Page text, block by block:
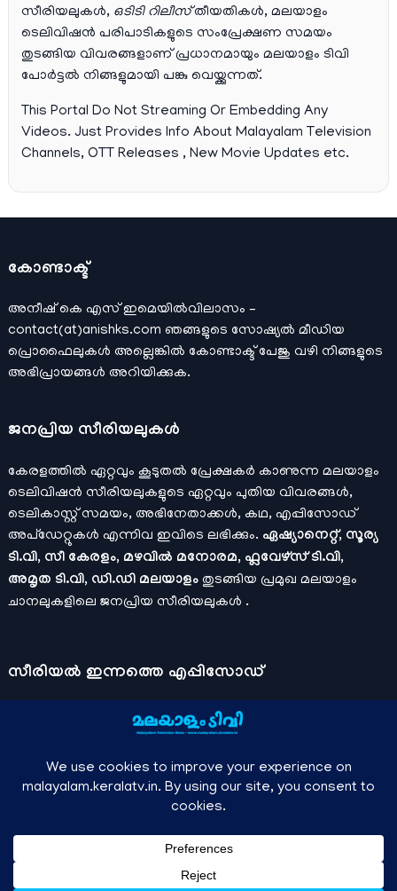
സീരിയലുകള്‍, ഒടിടി റിലീസ്തീയതികള്‍, മലയാളം
ടെലിവിഷന്‍ പരിപാടികളുടെ സംപ്രേക്ഷണ സമയം
തുടങ്ങിയ വിവരങ്ങളാണ് പ്രധാനമായും മലയാളം ടിവി
പോര്‍ട്ടല്‍ നിങ്ങളുമായി പങ്കു വെയ്ക്കുന്നത്.
This Portal Do Not Streaming Or Embedding Any
Videos. Just Provides Info About Malayalam Television
Channels, OTT Releases , New Movie Updates etc.
കോണ്ടാക്ട്
അനീഷ്‌ കെ എസ് ഇമെയില്‍വിലാസം –
contact(at)anishks.com ഞങ്ങളുടെ സോഷ്യല്‍ മീഡിയ
പ്രൊഫൈലുകള്‍ അല്ലെങ്കില്‍ കോണ്ടാക്ട്പേജു വഴി നിങ്ങളുടെ
അഭിപ്രായങ്ങള്‍ അറിയിക്കുക.
ജനപ്രിയ സീരിയലുകള്‍
കേരളത്തിൽ ഏറ്റവും കൂടുതൽ പ്രേക്ഷകർ കാണുന്ന മലയാളം
ടെലിവിഷൻ സീരിയലുകളുടെ ഏറ്റവും പുതിയ വിവരങ്ങൾ,
ടെലികാസ്റ്റ് സമയം, അഭിനേതാക്കൾ, കഥ, എപ്പിസോഡ്
അപ്ഡേറ്റുകൾ എന്നിവ ഇവിടെ ലഭിക്കും. ഏഷ്യാനെറ്റ്, സൂര്യ
ടി.വി, സീ കേരളം, മഴവിൽ മനോരമ, ഫ്ലവേഴ്സ് ടി.വി,
അമൃത ടി.വി, ഡി.ഡി മലയാളം തുടങ്ങിയ പ്രമുഖ മലയാളം
ചാനലുകളിലെ ജനപ്രിയ സീരിയലുകൾ .
സീരിയല്‍ ഇന്നത്തെ എപ്പിസോഡ്
ചാനലുകളുടെ ഔദ്യോഗിക മൊബൈല്‍ ആപ്പുകള്‍ , ഒഫിഷ്യല്‍
യൂട്യൂബ് ചാനല്‍ ഇവ ഉപയോഗപ്പെടുത്തി കഴിഞ്ഞുപോയ
മനോരമ മാക്സ് , സണ്‍ നെക്സ്റ്റ്, സോണി ലിവ് , നെറ്റ് ഫ്ലിക്സ്
തുടങ്ങിയ ഒടിടി ആപ്പുകള്‍ വഴിയുള്ള സിനിമ ഓണ്‍ലൈന്‍
മലയാളം ടിവി - എല്ലാ മലയാളം സീരിയലുകള്‍ , ഓടിടി റിലീസുകള്‍ ,